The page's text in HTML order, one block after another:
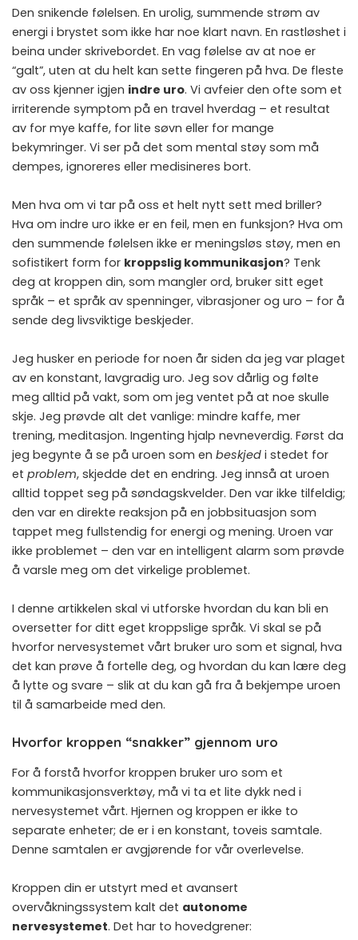
Den snikende følelsen. En urolig, summende strøm av
energi i brystet som ikke har noe klart navn. En rastløshet i
beina under skrivebordet. En vag følelse av at noe er
“galt”, uten at du helt kan sette fingeren på hva. De fleste
av oss kjenner igjen indre uro. Vi avfeier den ofte som et
irriterende symptom på en travel hverdag – et resultat
av for mye kaffe, for lite søvn eller for mange
bekymringer. Vi ser på det som mental støy som må
dempes, ignoreres eller medisineres bort.
Men hva om vi tar på oss et helt nytt sett med briller?
Hva om indre uro ikke er en feil, men en funksjon? Hva om
den summende følelsen ikke er meningsløs støy, men en
sofistikert form for kroppslig kommunikasjon? Tenk
deg at kroppen din, som mangler ord, bruker sitt eget
språk – et språk av spenninger, vibrasjoner og uro – for å
sende deg livsviktige beskjeder.
Jeg husker en periode for noen år siden da jeg var plaget
av en konstant, lavgradig uro. Jeg sov dårlig og følte
meg alltid på vakt, som om jeg ventet på at noe skulle
skje. Jeg prøvde alt det vanlige: mindre kaffe, mer
trening, meditasjon. Ingenting hjalp nevneverdig. Først da
jeg begynte å se på uroen som en beskjed i stedet for
et problem, skjedde det en endring. Jeg innså at uroen
alltid toppet seg på søndagskvelder. Den var ikke tilfeldig;
den var en direkte reaksjon på en jobbsituasjon som
tappet meg fullstendig for energi og mening. Uroen var
ikke problemet – den var en intelligent alarm som prøvde
å varsle meg om det virkelige problemet.
I denne artikkelen skal vi utforske hvordan du kan bli en
oversetter for ditt eget kroppslige språk. Vi skal se på
hvorfor nervesystemet vårt bruker uro som et signal, hva
det kan prøve å fortelle deg, og hvordan du kan lære deg
å lytte og svare – slik at du kan gå fra å bekjempe uroen
til å samarbeide med den.
Hvorfor kroppen “snakker” gjennom uro
For å forstå hvorfor kroppen bruker uro som et
kommunikasjonsverktøy, må vi ta et lite dykk ned i
nervesystemet vårt. Hjernen og kroppen er ikke to
separate enheter; de er i en konstant, toveis samtale.
Denne samtalen er avgjørende for vår overlevelse.
Kroppen din er utstyrt med et avansert
overvåkningssystem kalt det autonome
nervesystemet. Det har to hovedgrener: